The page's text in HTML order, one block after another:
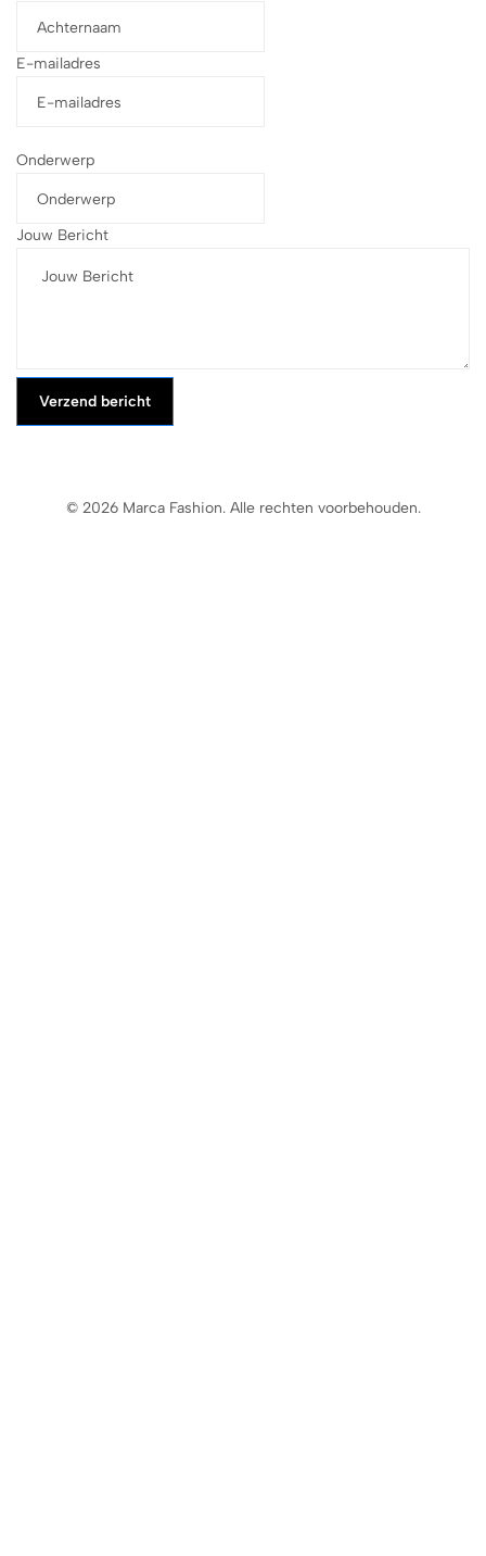
E-mailadres
Onderwerp
Jouw Bericht
Verzend bericht
© 2026 Marca Fashion. Alle rechten voorbehouden.